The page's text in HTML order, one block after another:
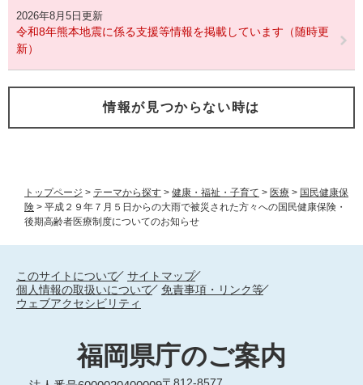
トップページ > テーマから探す > 健康・福祉・子育て > 医療 > 国民健康保
険 > 平成２９年７月５日からの大雨で被災された方々への国民健康保険・
後期高齢者医療制度についてのお知らせ
2026年8月5日更新
令和8年熊本地震に係る支援等情報を掲載しています（随時更
新）
情報が見つからない時は
このサイトについて
サイトマップ
個人情報の取扱いについて
免責事項・リンク等
ウェブアクセシビリティ
福岡県庁のご案内